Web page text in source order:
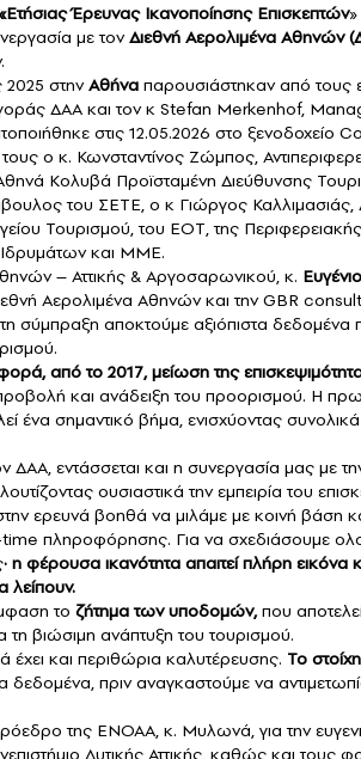
«Ετήσιας Έρευνας Ικανοποίησης Επισκεπτών
με τονΔιεθνή Αερολιμένα Αθηνών
2025 στηνΑθήνα παρουσιάστηκαν από τους
ΔΑΑ και τον κ Stefan Merkenhof,
στις 12.05.2026 στο ξενοδοχείο
ο κ. Κωνσταντίνος Ζώμπος,
Κολυβά Προϊσταμένη Διεύθυνσης
του ΣΕΤΕ, ο κ Γιώργος
Τουρισμού, του ΕΟΤ, της
Ιδρυμάτων και ΜΜΕ.
– Αττικής & Αργοσαρωνικού, κ.
Αερολιμένα Αθηνών και την GBR
σύμπραξη αποκτούμε αξιόπιστα δεδομένα
από το 2017, μείωση της
και ανάδειξη του προορισμού. Η
ένα σημαντικό βήμα, ενισχύοντας συνολικά
ΔΑΑ, εντάσσεται και η συνεργασία μας με
ουσιαστικά την εμπειρία του
ερευνά βοηθά να μιλάμε με κοινή βάση
πληροφόρησης. Για να σχεδιάσουμε
· η φέρουσα ικανότητα απαιτεί πλήρη
λείπουν.
το ζήτημα των υποδομών,που
βιώσιμη ανάπτυξη του τουρισμού.
και περιθώρια καλυτέρευσης. Το
δεδομένα, πριν αναγκαστούμε να
της ΕΝΟΑΑ, κ. Μυλωνά, για την